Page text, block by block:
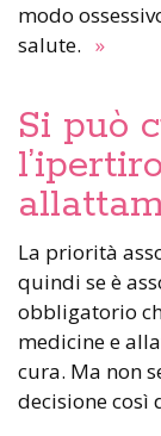
modo
salute. »
Si può
La priorità
quindi se è
obbligatorio
medicine e
cura. Ma non
decisione così